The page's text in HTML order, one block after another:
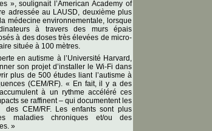
», soulignait l’American Academy of
adressée au LAUSD, deuxième plus
médecine environnementale, lorsque
à travers des murs épais
à des doses très élevées de micro-
située à 100 mètres.
en autisme à l’Université Harvard,
son projet d’installer le Wi-Fi dans
plus de 500 études liant l’autisme à
(CEM/RF). « En fait, il y a des
à un rythme accéléré ces
se raffinent – qui documentent les
CEM/RF. Les enfants sont plus
maladies chroniques et/ou des
»